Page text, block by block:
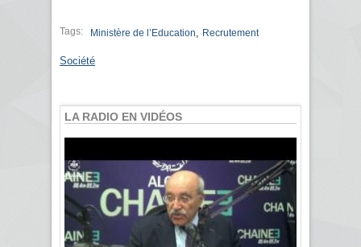
Tags: Ministère de l’Education Recrutement
Société
LA RADIO EN VIDÉOS